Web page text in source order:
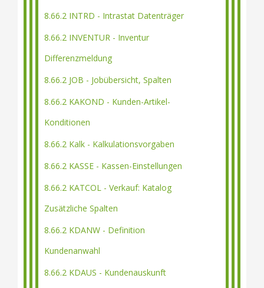
8.66.2 INTRD - Intrastat Datenträger
8.66.2 INVENTUR - Inventur
Differenzmeldung
8.66.2 JOB - Jobübersicht, Spalten
8.66.2 KAKOND - Kunden-Artikel-
Konditionen
8.66.2 Kalk - Kalkulationsvorgaben
8.66.2 KASSE - Kassen-Einstellungen
8.66.2 KATCOL - Verkauf: Katalog
Zusätzliche Spalten
8.66.2 KDANW - Definition
Kundenanwahl
8.66.2 KDAUS - Kundenauskunft